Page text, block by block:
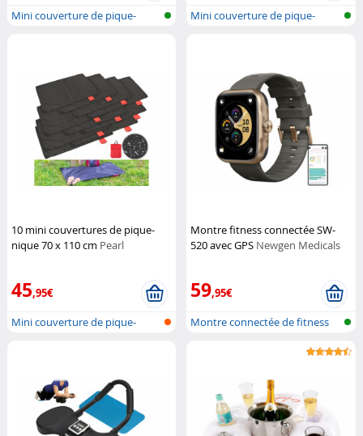
Mini couverture de pique-
Mini couverture de pique-
10 mini couvertures de pique-
nique 70 x 110 cm Pearl
45,95€
Mini couverture de pique-
Montre fitness connectée SW-
520 avec GPS Newgen Medicals
59,95€
Montre connectée de fitness